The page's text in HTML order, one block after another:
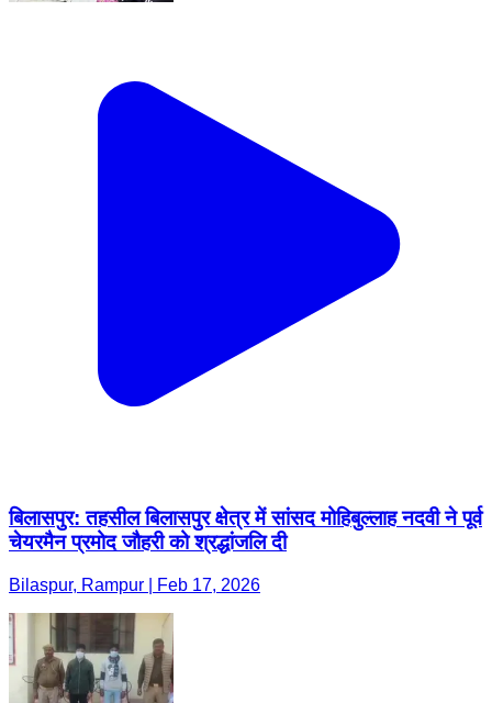
बिलासपुर: तहसील बिलासपुर क्षेत्र में सांसद मोहिबुल्लाह नदवी ने पूर्व
चेयरमैन प्रमोद जौहरी को श्रद्धांजलि दी
Bilaspur, Rampur | Feb 17, 2026